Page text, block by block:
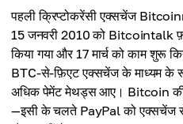
पहली क्रिप्टोकरेंसी एक्सचेंज
15 जनवरी 2010 को Bitcointalk
किया गया और 17 मार्च को काम शुरू
BTC-से-फ़िएट एक्सचेंज के माध्यम के
अधिक पेमेंट मेथड्स आए। Bitcoin की
—इसी के चलते PayPal को एक्सचेंज